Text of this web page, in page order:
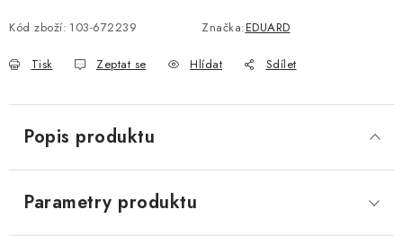
Kód zboží: 103-672239 Značka:EDUARD
Tisk Zeptat se Hlídat Sdílet
Popis produktu
Parametry produktu